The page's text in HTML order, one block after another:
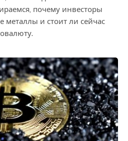
почему инвесторы
и стоит ли сейчас